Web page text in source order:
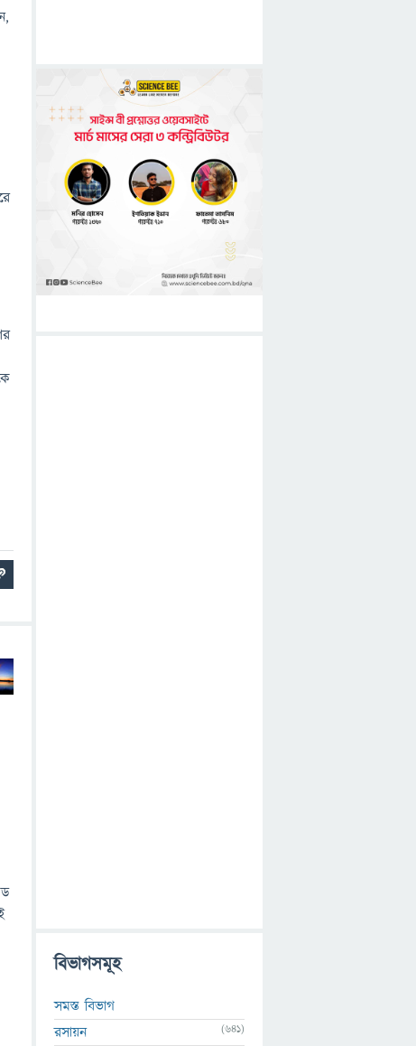
বিভাগসমূহ
সমস্ত বিভাগ
রসায়ন
(641)